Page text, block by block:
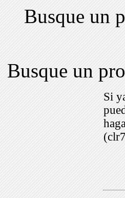
Busque un
Busque un
Si